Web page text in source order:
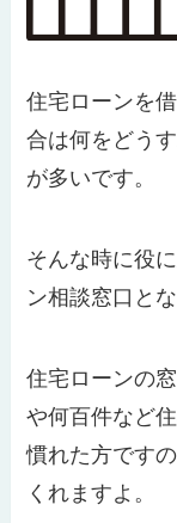
住宅ローンを
合は何をどう
が多いです。
そんな時に役
ン相談窓口とな
住宅ローンの
や何百件など
慣れた方です
くれますよ。